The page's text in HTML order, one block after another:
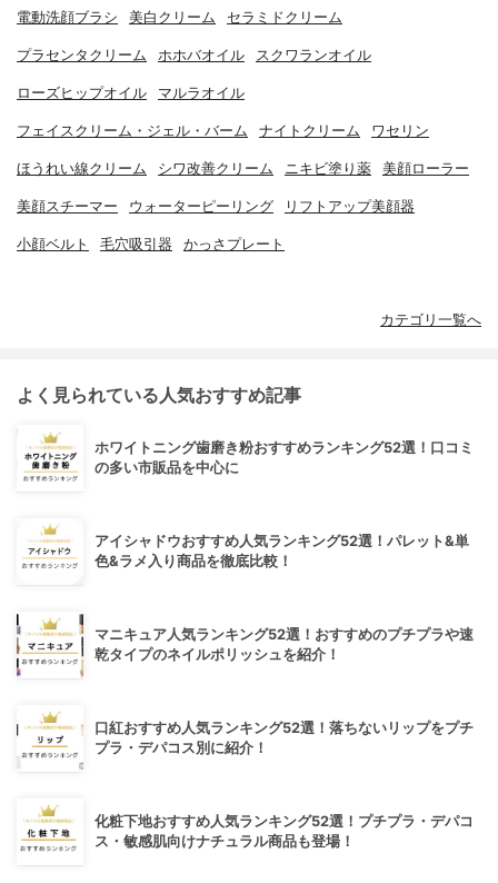
電動洗顔ブラシ 美白クリーム セラミドクリーム
プラセンタクリーム ホホバオイル スクワランオイル
ローズヒップオイル マルラオイル
フェイスクリーム・ジェル・バーム ナイトクリーム ワセリン
ほうれい線クリーム シワ改善クリーム ニキビ塗り薬 美顔ローラー
美顔スチーマー ウォーターピーリング リフトアップ美顔器
小顔ベルト 毛穴吸引器 かっさプレート
カテゴリ一覧へ
よく見られている人気おすすめ記事
ホワイトニング歯磨き粉おすすめランキング52選！口コミ
の多い市販品を中心に
アイシャドウおすすめ人気ランキング52選！パレット&単
色&ラメ入り商品を徹底比較！
マニキュア人気ランキング52選！おすすめのプチプラや速
乾タイプのネイルポリッシュを紹介！
口紅おすすめ人気ランキング52選！落ちないリップをプチ
プラ・デパコス別に紹介！
化粧下地おすすめ人気ランキング52選！プチプラ・デパコ
ス・敏感肌向けナチュラル商品も登場！